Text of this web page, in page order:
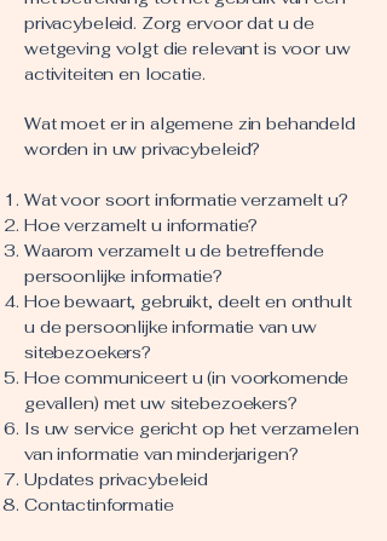
privacybeleid. Zorg ervoor dat u de
wetgeving volgt die relevant is voor uw
activiteiten en locatie.
Wat moet er in algemene zin behandeld
worden in uw privacybeleid?
Wat voor soort informatie verzamelt u?
Hoe verzamelt u informatie?
Waarom verzamelt u de betreffende
persoonlijke informatie?
Hoe bewaart, gebruikt, deelt en onthult
u de persoonlijke informatie van uw
sitebezoekers?
Hoe communiceert u (in voorkomende
gevallen) met uw sitebezoekers?
Is uw service gericht op het verzamelen
van informatie van minderjarigen?
Updates privacybeleid
Contactinformatie